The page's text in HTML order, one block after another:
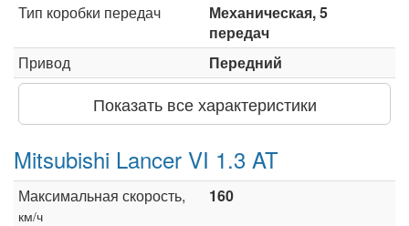
Тип коробки передач
Механическая, 5
передач
Привод
Передний
Показать все характеристики
Mitsubishi Lancer VI 1.3 AT
Максимальная скорость,
км/ч
160